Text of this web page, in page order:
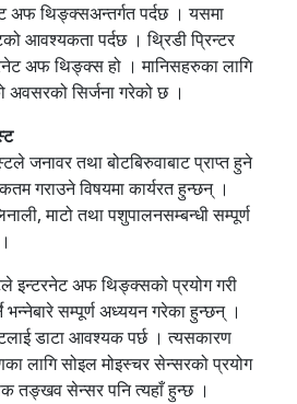
अफ थिङ्क्सअन्तर्गत पर्दछ । यसमा
आवश्यकता पर्दछ । थ्रिडी प्रिन्टर
अफ थिङ्क्स हो । मानिसहरुका लागि
अवसरको सिर्जना गरेको छ ।
जनावर तथा बोटबिरुवाबाट प्राप्त हुने
गराउने विषयमा कार्यरत हुन्छन् ।
माटो तथा पशुपालनसम्बन्धी सम्पूर्ण
इन्टरनेट अफ थिङ्क्सको प्रयोग गरी
भन्नेबारे सम्पूर्ण अध्ययन गरेका हुन्छन् ।
डाटा आवश्यक पर्छ । त्यसकारण
लागि सोइल मोइस्चर सेन्सरको प्रयोग
तङ्खव सेन्सर पनि त्यहाँ हुन्छ ।